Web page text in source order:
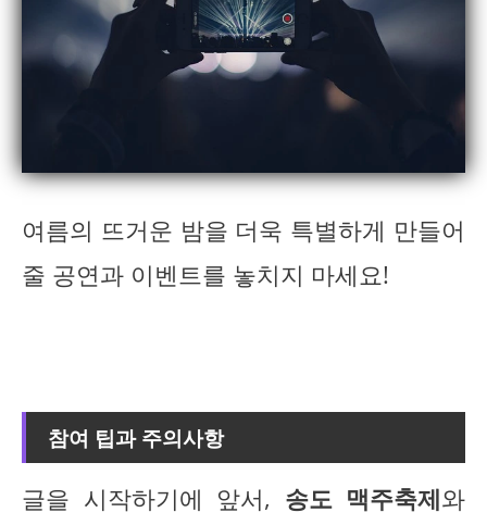
여름의 뜨거운 밤을 더욱 특별하게 만들어
줄 공연과 이벤트를 놓치지 마세요!
참여 팁과 주의사항
글을 시작하기에 앞서, 송도 맥주축제와